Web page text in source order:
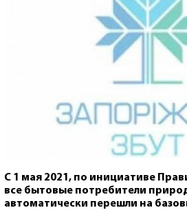
С 1 мая 2021, по инициативе
все бытовые потребители
автоматически перешли на